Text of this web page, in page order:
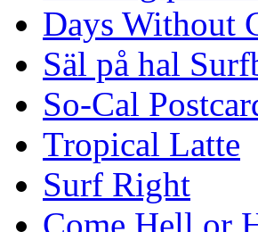
Days Without
Säl på hal
So-Cal
Tropical Latte
Surf Right